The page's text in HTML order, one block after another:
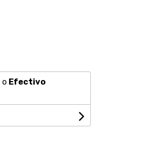
o Efectivo